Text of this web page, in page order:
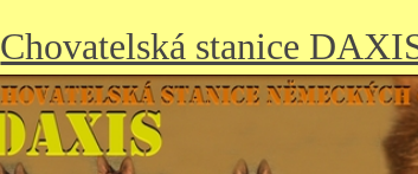
Chovatelská stanice